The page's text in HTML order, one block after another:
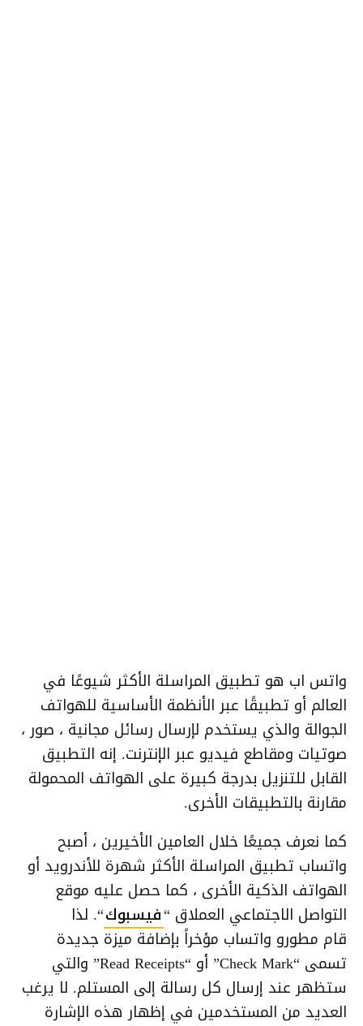
واتس اب هو تطبيق المراسلة الأكثر شيوعًا في
العالم أو تطبيقًا عبر الأنظمة الأساسية للهواتف
الجوالة والذي يستخدم لإرسال رسائل مجانية ، صور ،
صوتيات ومقاطع فيديو عبر الإنترنت. إنه التطبيق
القابل للتنزيل بدرجة كبيرة على الهواتف المحمولة
مقارنة بالتطبيقات الأخرى.
كما نعرف جميعًا خلال العامين الأخيرين ، أصبح
واتساب تطبيق المراسلة الأكثر شهرة للأندرويد أو
الهواتف الذكية الأخرى ، كما حصل عليه موقع
التواصل الاجتماعي العملاق “فيسبوك“. لذا
قام مطورو واتساب مؤخراً بإضافة ميزة جديدة
تسمى “Check Mark” أو “Read Receipts” والتي
ستظهر عند إرسال كل رسالة إلى المستلم. لا يرغب
العديد من المستخدمين في إظهار هذه الإشارة